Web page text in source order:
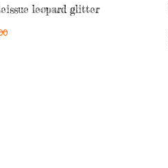
leopard glitter